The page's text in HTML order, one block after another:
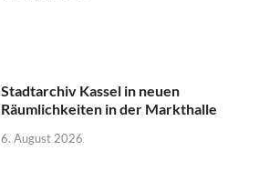
Stadtarchiv Kassel in neuen
Räumlichkeiten in der Markthalle
6. August 2026